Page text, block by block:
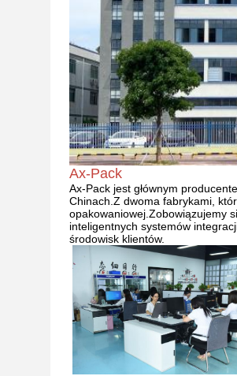
Ax-Pack
Ax-Pack jest głównym
Chinach.Z dwoma fabrykami,
opakowaniowej.Zobowiązujemy
inteligentnych systemów
środowisk klientów.